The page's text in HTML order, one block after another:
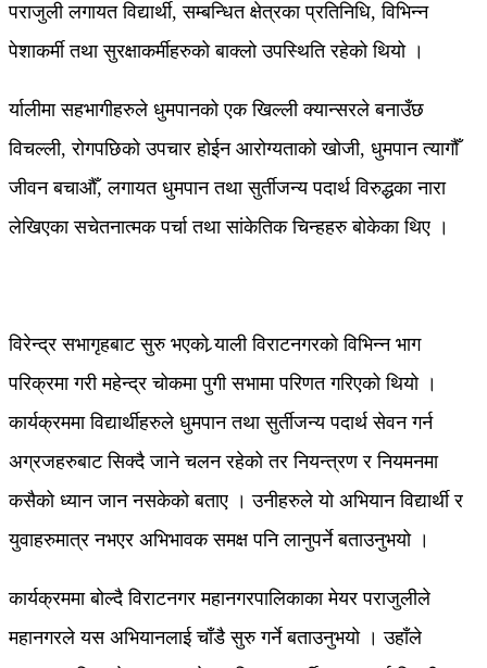
पराजुली लगायत विद्यार्थी, सम्बन्धित क्षेत्रका प्रतिनिधि, विभिन्न
पेशाकर्मी तथा सुरक्षाकर्मीहरुको बाक्लो उपस्थिति रहेको थियो ।
र्यालीमा सहभागीहरुले धुमपानको एक खिल्ली क्यान्सरले बनाउँछ
विचल्ली, रोगपछिको उपचार होईन आरोग्यताको खोजी, धुमपान त्यागौँ
जीवन बचाऔँ, लगायत धुमपान तथा सुर्तीजन्य पदार्थ विरुद्धका नारा
लेखिएका सचेतनात्मक पर्चा तथा सांकेतिक चिन्हहरु बोकेका थिए ।
विरेन्द्र सभागृहबाट सुरु भएको र्‍याली विराटनगरको विभिन्न भाग
परिक्रमा गरी महेन्द्र चोकमा पुगी सभामा परिणत गरिएको थियो ।
कार्यक्रममा विद्यार्थीहरुले धुमपान तथा सुर्तीजन्य पदार्थ सेवन गर्न
अग्रजहरुबाट सिक्दै जाने चलन रहेको तर नियन्त्रण र नियमनमा
कसैको ध्यान जान नसकेको बताए । उनीहरुले यो अभियान विद्यार्थी र
युवाहरुमात्र नभएर अभिभावक समक्ष पनि लानुपर्ने बताउनुभयो ।
कार्यक्रममा बोल्दै विराटनगर महानगरपालिकाका मेयर पराजुलीले
महानगरले यस अभियानलाई चाँडै सुरु गर्ने बताउनुभयो । उहाँले